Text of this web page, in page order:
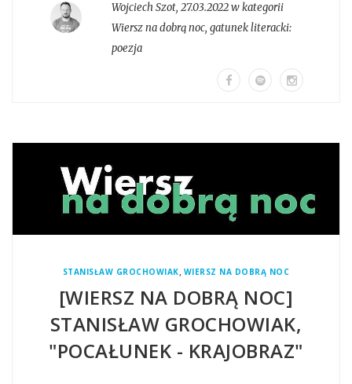
Wojciech Szot, 27.03.2022 w kategorii
Wiersz na dobrą noc, gatunek literacki:
poezja
STANISŁAW GROCHOWIAK, WIERSZ NA DOBRĄ NOC
[WIERSZ NA DOBRĄ NOC]
STANISŁAW GROCHOWIAK,
"POCAŁUNEK - KRAJOBRAZ"